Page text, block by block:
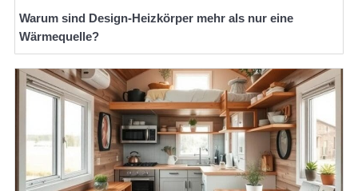
Warum sind Design-Heizkörper mehr als nur eine
Wärmequelle?